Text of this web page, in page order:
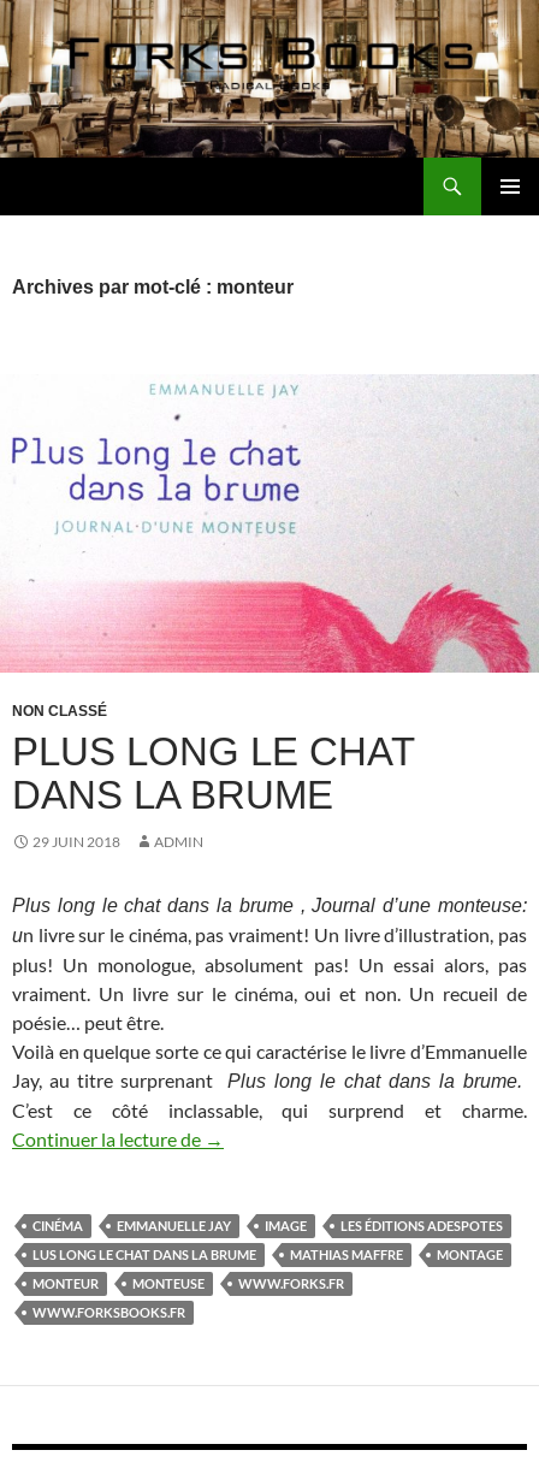
Aller
au
contenu
Archives par mot-clé : monteur
NON CLASSÉ
PLUS LONG LE CHAT
DANS LA BRUME
29 JUIN 2018 ADMIN
Plus long le chat dans la brume , Journal d’une monteuse:
un livre sur le cinéma, pas vraiment! Un livre d’illustration, pas
plus! Un monologue, absolument pas! Un essai alors, pas
vraiment. Un livre sur le cinéma, oui et non. Un recueil de
poésie… peut être.
Voilà en quelque sorte ce qui caractérise le livre d’Emmanuelle
Jay, au titre surprenant Plus long le chat dans la brume.
C’est ce côté inclassable, qui surprend et charme.
Continuer la lecture de Plus long le chat dans la brume
→
CINÉMA EMMANUELLE JAY IMAGE
LES ÉDITIONS ADESPOTES
LUS LONG LE CHAT DANS LA BRUME
MATHIAS MAFFRE
MONTAGE
MONTEUR
MONTEUSE
WWW.FORKS.FR
WWW.FORKSBOOKS.FR